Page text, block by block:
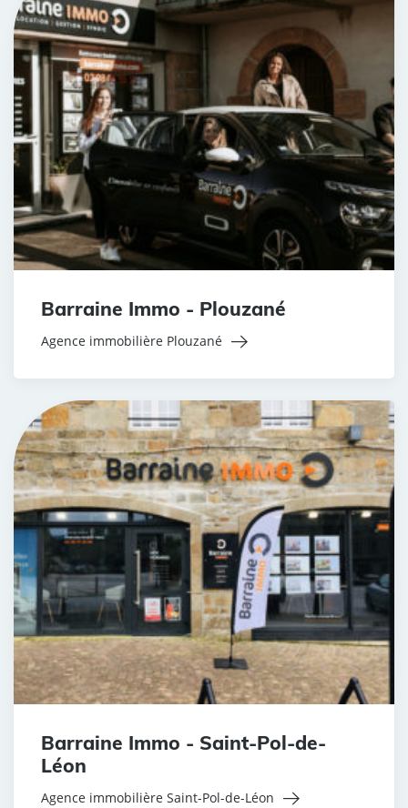
Barraine Immo - Plouzané
Agence immobilière Plouzané
Barraine Immo - Saint-Pol-de-
Léon
Agence immobilière Saint-Pol-de-Léon